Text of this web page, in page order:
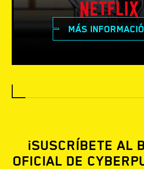
MÁS
¡SUSCRÍBETE AL
OFICIAL DE